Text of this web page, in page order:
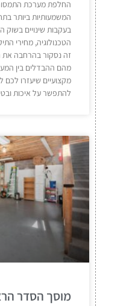
החלפת מערכת
בעקבות שינויים
הטכנולוגיה, מחירי
זה נסקור בהרחבה את
מהם ההבדלים בין
מקצועיים שיעזרו לכם
להתפשר על איכות
מוסך הסדר